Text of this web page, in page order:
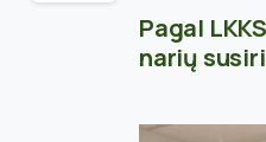
Pagal
narių